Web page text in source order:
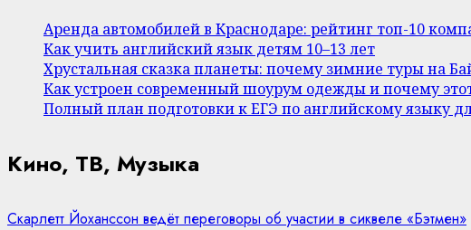
Аренда автомобилей в Краснодаре: рейтинг топ-10
Как учить английский язык детям 10–13 лет
Хрустальная сказка планеты: почему зимние туры на
Как устроен современный шоурум одежды и почему
Полный план подготовки к ЕГЭ по английскому языку
Кино, ТВ, Музыка
Скарлетт Йоханссон ведёт переговоры об участии в сиквеле «Бэтмен»